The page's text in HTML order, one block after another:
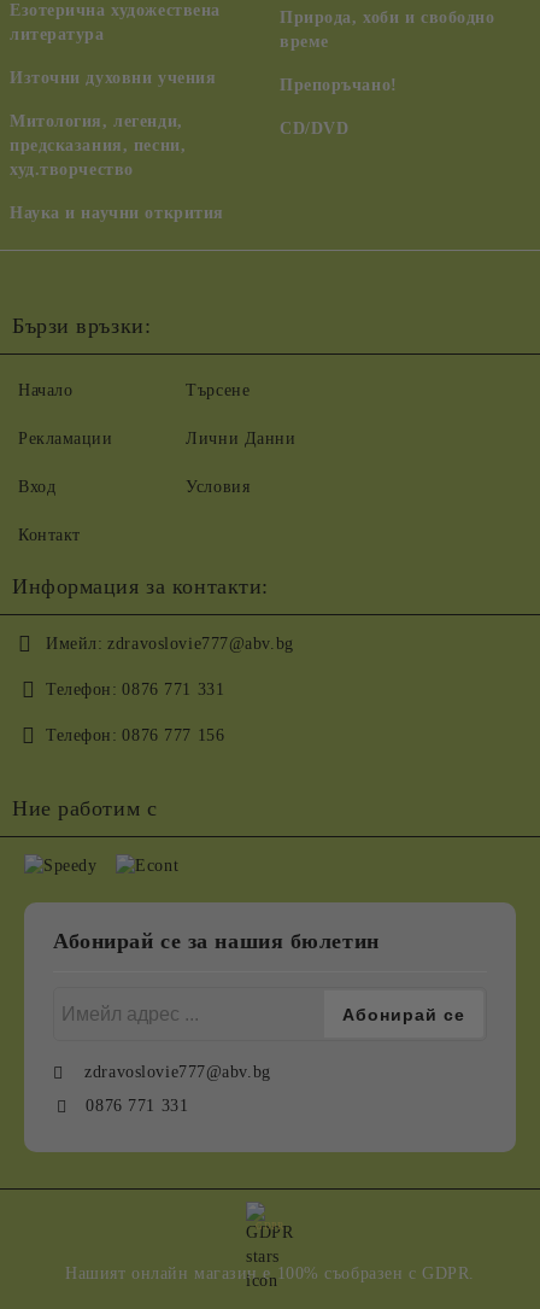
Езотерична художествена
литература
Източни духовни учения
Митология, легенди,
предсказания, песни,
худ.творчество
Наука и научни открития
Природа, хоби и свободно
време
Препоръчано!
CD/DVD
Бързи връзки:
Начало
Рекламации
Вход
Контакт
Търсене
Лични Данни
Условия
Информация за контакти:
Имейл: zdravoslovie777@abv.bg
Телефон: 0876 771 331
Телефон: 0876 777 156
Ние работим с
Абонирай се за нашия бюлетин
zdravoslovie777@abv.bg
0876 771 331
GDPR
Нашият онлайн магазин е 100% съобразен с GDPR.